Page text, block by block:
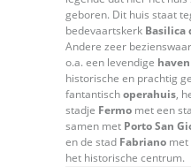
geboren. Dit huis staat
bedevaartskerk Basilica
Andere zeer
o.a. een levendige haven
historische en prachtig
fantantischoperahuis,
stadje Fermo met een
samen met Porto San
en de stad Fabriano met
het historische centrum.